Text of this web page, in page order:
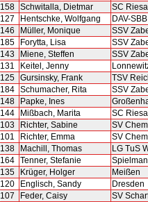
158 Schwitalla, Dietmar
SC Riesa
127 Hentschke, Wolfgang
DAV-SBB
146 Müller, Monique
SSV
185 Forytta, Lisa
SSV
143 Miene, Steffen
SSV
131 Keitel, Jenny
125 Gursinsky, Frank
TSV
184 Schumacher, Rita
SSV
148 Papke, Ines
144 Mißbach, Marita
SC Riesa
103 Richter, Sabine
SV
101 Richter, Emma
SV
138 Machill, Thomas
LG TuS
164 Tenner, Stefanie
135 Krüger, Holger
Meißen
120 Englisch, Sandy
Dresden
107 Feder, Caisy
SV